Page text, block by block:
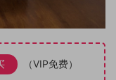
（VIP免费）